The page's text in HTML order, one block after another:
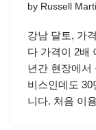
by Russell
강남 달토, 가
다 가격이 2배
년간 현장에서
비스인데도
니다. 처음 이